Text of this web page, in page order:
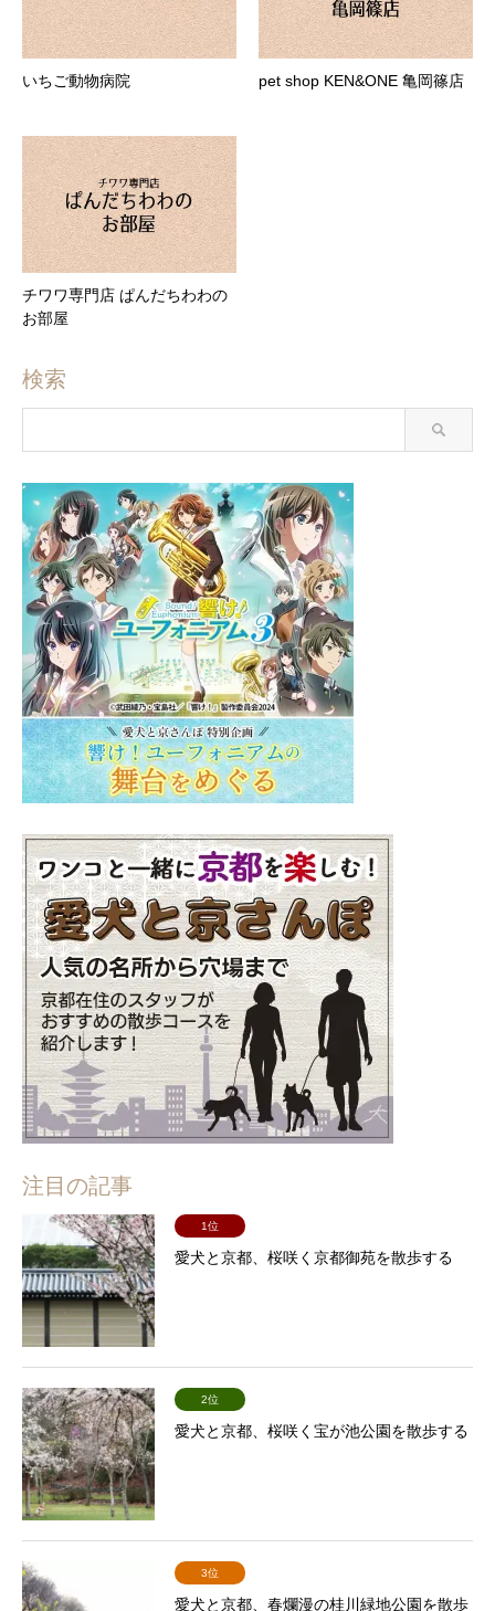
いちご動物病院 pet shop KEN&ONE 亀岡篠店
チワワ専門店 ぱんだちわわの
お部屋
検索
注目の記事
1位
愛犬と京都、桜咲く京都御苑を散歩する
2位
愛犬と京都、桜咲く宝が池公園を散歩する
3位
愛犬と京都、春爛漫の桂川緑地公園を散歩